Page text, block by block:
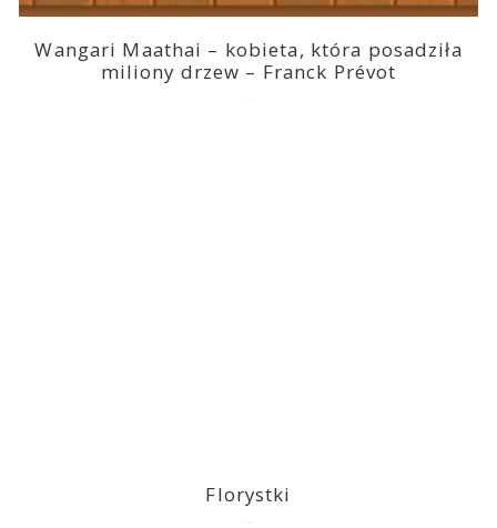
Wangari Maathai – kobieta, która posadziła
miliony drzew – Franck Prévot
Florystki